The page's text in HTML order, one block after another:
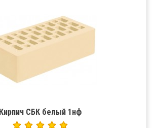
Кирпич СБК белый 1нф